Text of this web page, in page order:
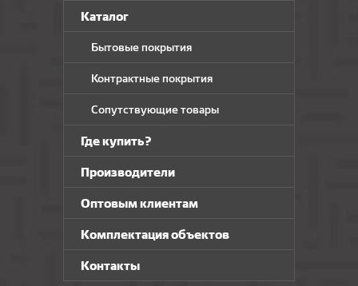
Каталог
Бытовые покрытия
Контрактные покрытия
Сопутствующие товары
Где купить?
Производители
Оптовым клиентам
Комплектация объектов
Контакты